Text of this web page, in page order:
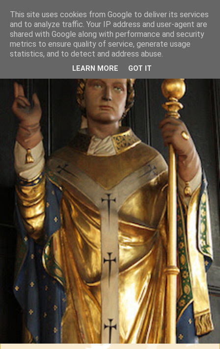
This site uses cookies from Google to deliver its services
and to analyze traffic. Your IP address and user-agent are
shared with Google along with performance and security
metrics to ensure quality of service, generate usage
statistics, and to detect and address abuse.
LEARN MORE GOT IT